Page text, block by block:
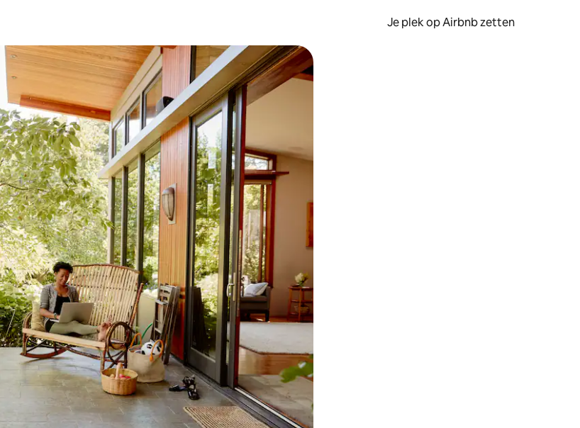
Je plek op Airbnb zetten
je de pijltjestoetsen omhoog en omlaag, óf door te tikken of swipen.